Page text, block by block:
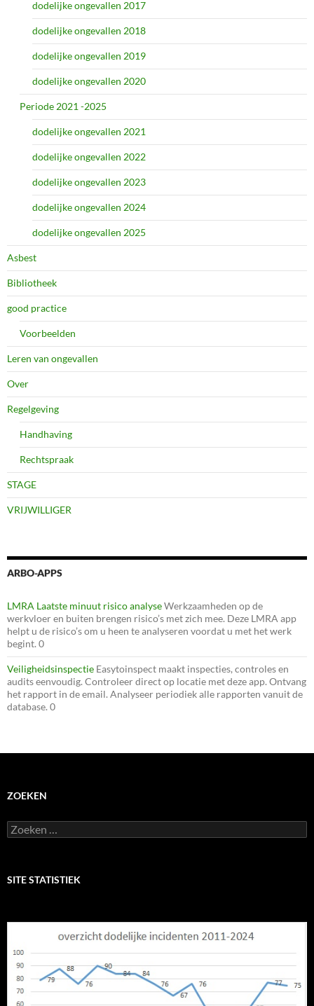
dodelijke ongevallen 2017
dodelijke ongevallen 2018
dodelijke ongevallen 2019
dodelijke ongevallen 2020
Periode 2021 -2025
dodelijke ongevallen 2021
dodelijke ongevallen 2022
dodelijke ongevallen 2023
dodelijke ongevallen 2024
dodelijke ongevallen 2025
Asbest
Bibliotheek
good practice
Voorbeelden
Leren van ongevallen
Over
Regelgeving
Handhaving
Rechtspraak
STAGE
VRIJWILLIGER
ARBO-APPS
LMRA Laatste minuut risico analyseWerkzaamheden op de
werkvloer en buiten brengen risico’s met zich mee. Deze LMRA app
helpt u de risico’s om u heen te analyseren voordat u met het werk
begint. 0
Veiligheidsinspectie Easytoinspect maakt inspecties, controles en
audits eenvoudig. Controleer direct op locatie met deze app. Ontvang
het rapport in de email. Analyseer periodiek alle rapporten vanuit de
database. 0
ZOEKEN
Zoeken
naar:
SITE STATISTIEK